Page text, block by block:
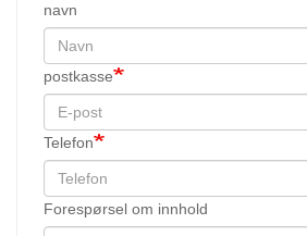
navn
postkasse
Telefon
Forespørsel om innhold